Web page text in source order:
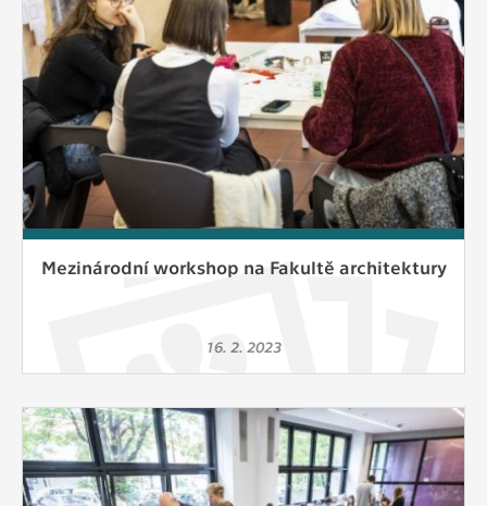
Mezinárodní workshop na Fakultě architektury
16. 2. 2023